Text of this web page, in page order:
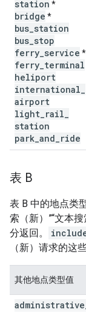
station *
bridge *
bus station
bus stop
ferry service *
ferry terminal
heliport
international
airport
light rail
station
park and ride
表 B
表 B 中的地点类
索（新）”“文本
分返回。
（新）请求的这
其他地点类型值
administrative